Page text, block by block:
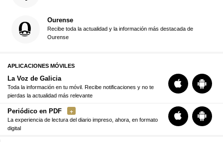
Ourense
Recibe toda la actualidad y la información más destacada de
Ourense
APLICACIONES MÓVILES
La Voz de Galicia
Toda la información en tu móvil. Recibe notificaciones y no te
pierdas la actualidad más relevante
Periódico en PDF
La experiencia de lectura del diario impreso, ahora, en formato
digital